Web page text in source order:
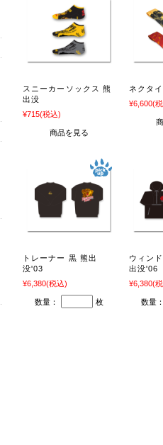
スニーカーソックス 熊
出没
¥715(税込)
商品を見る
ネクタ
¥6,600(
トレーナー 黒 熊出
没'03
¥6,380(税込)
数量： 枚
ウィン
出没'06
¥6,380(
数量